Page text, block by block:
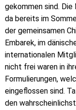
gekommen sind.
da bereits im
der gemeinsamen
Embarek, im
internationalen
nicht frei waren in
Formulierungen,
eingeflossen sind.
den